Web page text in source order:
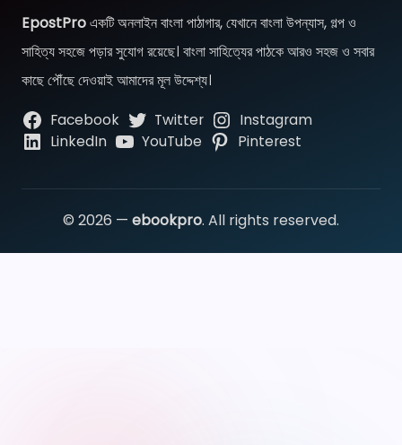
EpostProএকটি অনলাইন বাংলা পাঠাগার, যেখানে বাংলা উপন্যাস, গল্প ও
সাহিত্য সহজে পড়ার সুযোগ রয়েছে। বাংলা সাহিত্যের পাঠকে আরও সহজ ও সবার
কাছে পৌঁছে দেওয়াই আমাদের মূল উদ্দেশ্য।
Facebook Twitter
Instagram
LinkedIn
YouTube Pinterest
© 2026 — ebookpro. All rights reserved.